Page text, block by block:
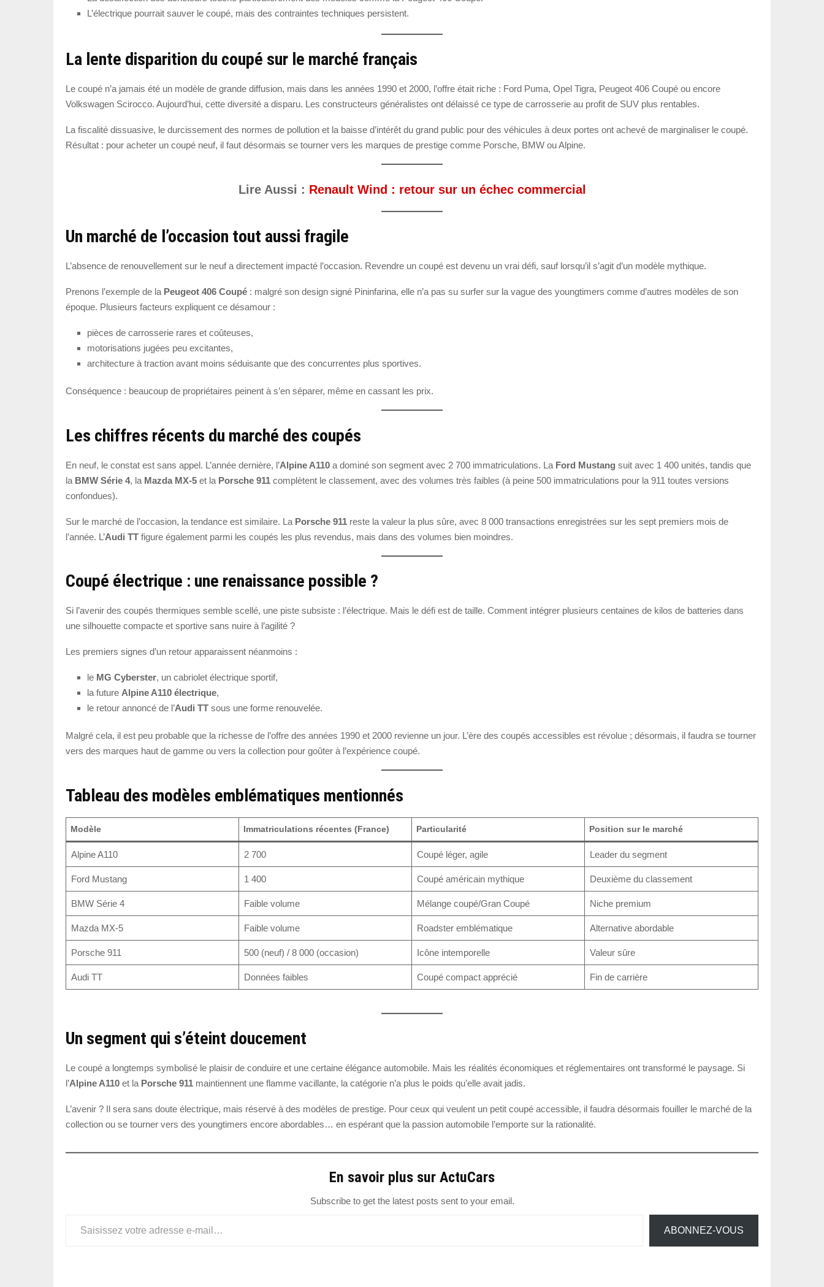
L’électrique pourrait sauver le coupé, mais des contraintes techniques persistent.
La lente disparition du coupé sur le marché français
Le coupé n’a jamais été un modèle de grande diffusion, mais dans les années 1990 et 2000, l’offre était riche : Ford Puma, Opel Tigra, Peugeot 406 Coupé ou encore
Volkswagen Scirocco. Aujourd’hui, cette diversité a disparu. Les constructeurs généralistes ont délaissé ce type de carrosserie au profit de SUV plus rentables.
La fiscalité dissuasive, le durcissement des normes de pollution et la baisse d’intérêt du grand public pour des véhicules à deux portes ont achevé de marginaliser le coupé.
Résultat : pour acheter un coupé neuf, il faut désormais se tourner vers les marques de prestige comme Porsche, BMW ou Alpine.
Lire Aussi : Renault Wind : retour sur un échec commercial
Un marché de l’occasion tout aussi fragile
L’absence de renouvellement sur le neuf a directement impacté l’occasion. Revendre un coupé est devenu un vrai défi, sauf lorsqu’il s’agit d’un modèle mythique.
Prenons l’exemple de la Peugeot 406 Coupé : malgré son design signé Pininfarina, elle n’a pas su surfer sur la vague des youngtimers comme d’autres modèles de son
époque. Plusieurs facteurs expliquent ce désamour :
pièces de carrosserie rares et coûteuses,
motorisations jugées peu excitantes,
architecture à traction avant moins séduisante que des concurrentes plus sportives.
Conséquence : beaucoup de propriétaires peinent à s’en séparer, même en cassant les prix.
Les chiffres récents du marché des coupés
En neuf, le constat est sans appel. L’année dernière, l’Alpine A110 a dominé son segment avec 2 700 immatriculations. La Ford Mustang suit avec 1 400 unités, tandis que
la BMW Série 4, la Mazda MX-5 et la Porsche 911 complètent le classement, avec des volumes très faibles (à peine 500 immatriculations pour la 911 toutes versions
confondues).
Sur le marché de l’occasion, la tendance est similaire. La Porsche 911 reste la valeur la plus sûre, avec 8 000 transactions enregistrées sur les sept premiers mois de
l’année. L’Audi TT figure également parmi les coupés les plus revendus, mais dans des volumes bien moindres.
Coupé électrique : une renaissance possible ?
Si l’avenir des coupés thermiques semble scellé, une piste subsiste : l’électrique. Mais le défi est de taille. Comment intégrer plusieurs centaines de kilos de batteries dans
une silhouette compacte et sportive sans nuire à l’agilité ?
Les premiers signes d’un retour apparaissent néanmoins :
le MG Cyberster, un cabriolet électrique sportif,
la future Alpine A110 électrique,
le retour annoncé de l’Audi TT sous une forme renouvelée.
Malgré cela, il est peu probable que la richesse de l’offre des années 1990 et 2000 revienne un jour. L’ère des coupés accessibles est révolue ; désormais, il faudra se tourner
vers des marques haut de gamme ou vers la collection pour goûter à l’expérience coupé.
Tableau des modèles emblématiques mentionnés
Modèle Immatriculations récentes (France) Particularité Position sur le marché
Alpine A110 2 700 Coupé léger, agile Leader du segment
Ford Mustang 1 400 Coupé américain mythique Deuxième du classement
BMW Série 4 Faible volume Mélange coupé/Gran Coupé Niche premium
Mazda MX-5 Faible volume Roadster emblématique Alternative abordable
Porsche 911 500 (neuf) / 8 000 (occasion) Icône intemporelle Valeur sûre
Audi TT Données faibles Coupé compact apprécié Fin de carrière
Un segment qui s’éteint doucement
Le coupé a longtemps symbolisé le plaisir de conduire et une certaine élégance automobile. Mais les réalités économiques et réglementaires ont transformé le paysage. Si
l’Alpine A110 et la Porsche 911 maintiennent une flamme vacillante, la catégorie n’a plus le poids qu’elle avait jadis.
L’avenir ? Il sera sans doute électrique, mais réservé à des modèles de prestige. Pour ceux qui veulent un petit coupé accessible, il faudra désormais fouiller le marché de la
collection ou se tourner vers des youngtimers encore abordables… en espérant que la passion automobile l’emporte sur la rationalité.
En savoir plus sur ActuCars
Subscribe to get the latest posts sent to your email.
ABONNEZ-VOUS